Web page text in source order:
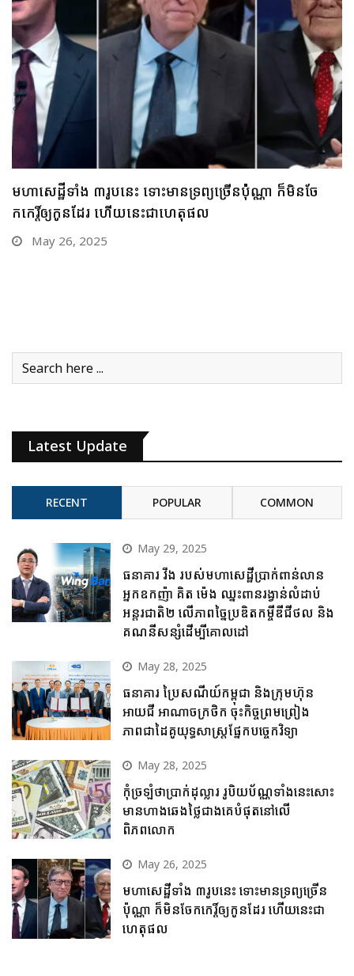
ជឿទេ? ចាយពេលតែមួយថ្ងៃ មនុស្សតែ ១០នាក់ប៉ុណ្ណោះ អាច
រកលុយបានលើស ១ពាន់លានដុល្លារ
May 22, 2025
Latest Update
RECENT POPULAR COMMON
May 29, 2025
ធនាគារ វីង របស់មហាសេដ្ឋីប្រាក់ពាន់លាន
អ្នកឧកញ៉ា គិត ម៉េង ឈ្នះពានរង្វាន់លំដាប់
អន្តរជាតិ២ លើភាពច្នៃប្រឌិតកម្ចីឌីជីថល និង
គណនីសន្សំដើម្បីគោលដៅ
May 28, 2025
ធនាគារ ប្រៃសណីយ៍កម្ពុជា និងក្រុមហ៊ុន
អាយជី អាណាចក្រថិក ចុះកិច្ចព្រមព្រៀង
ភាពជាដៃគូយុទ្ធសាស្ត្រផ្នែកបច្ចេកវិទ្យា
May 28, 2025
កុំច្រឡំថាប្រាក់ដុល្លារ រូបិយប័ណ្ណទាំងនេះសោះ
មានហាងឆេងថ្លៃជាងគេបំផុតនៅលើ
ពិភពលោក
May 26, 2025
មហាសេដ្ឋីទាំង ៣រូបនេះ ទោះមានទ្រព្យច្រើន
ប៉ុណ្ណា ក៏មិនចែកកេរ្តិ៍ឲ្យកូនដែរ ហើយនេះជា
ហេតុផល